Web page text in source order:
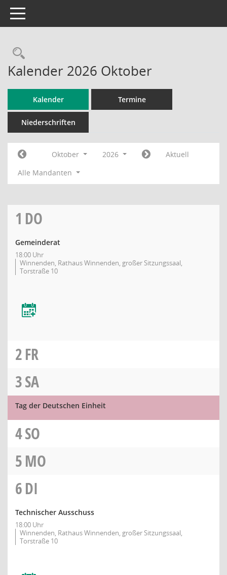
Toggle navigation
Rechercheauswahl
Kalender 2026 Oktober
Kalender Termine
Niederschriften
Oktober 2026
Aktuell
Alle Mandanten
1 DO
Gemeinderat
18:00 Uhr
Winnenden, Rathaus Winnenden, großer Sitzungssaal,
Torstraße 10
2FR
3SA
Tag der Deutschen Einheit
4SO
5MO
6DI
Technischer Ausschuss
18:00 Uhr
Winnenden, Rathaus Winnenden, großer Sitzungssaal,
Torstraße 10